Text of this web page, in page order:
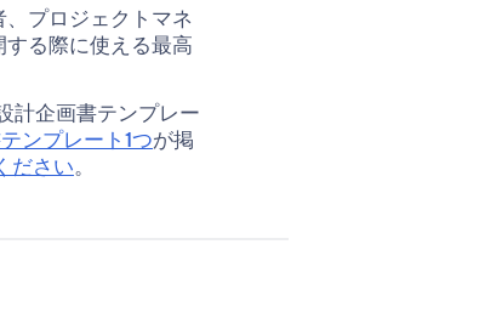
シ
ェ
X
シ
ェ
ー
プロジェクトマネ
る際に使える最高
計企画書テンプレー
ンプレート1つが掲
ださい。